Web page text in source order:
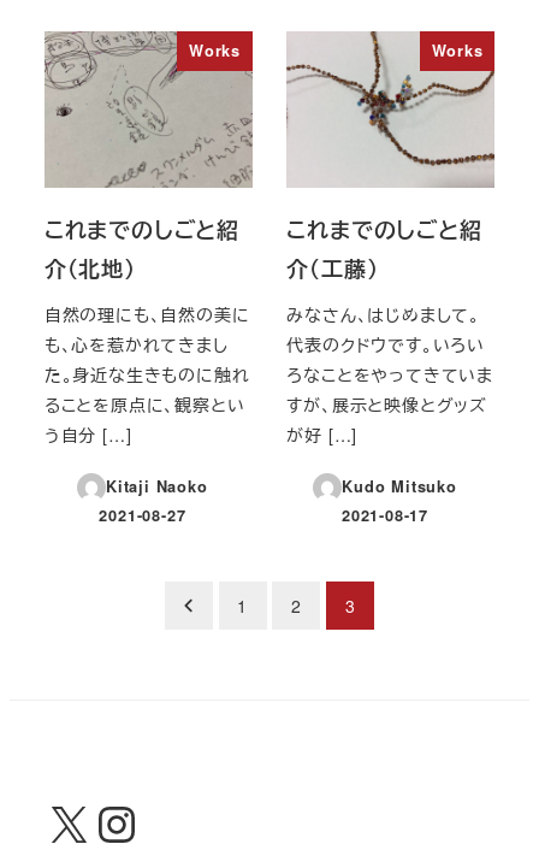
Works
これまでのしごと紹
介（北地）
自然の理にも、自然の美に
も、心を惹かれてきまし
た。身近な生きものに触れ
ることを原点に、観察とい
う自分 […]
Kitaji Naoko
投稿日
2021-08-27
Works
これまでのしごと紹
介（工藤）
みなさん、はじめまして。
代表のクドウです。いろい
ろなことをやってきていま
すが、展示と映像とグッズ
が好 […]
Kudo Mitsuko
投稿日
2021-08-17
ー
1 2 3
X Instagram